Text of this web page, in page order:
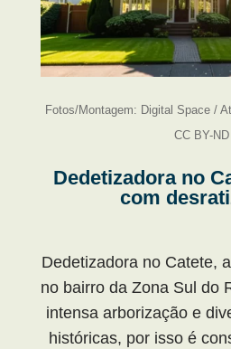
Fotos/Montagem: Digital Space /
CC BY-ND
Dedetizadora no
com
Dedetizadora no Catete,
no bairro da Zona Sul do
intensa arborização e
históricas, por isso é